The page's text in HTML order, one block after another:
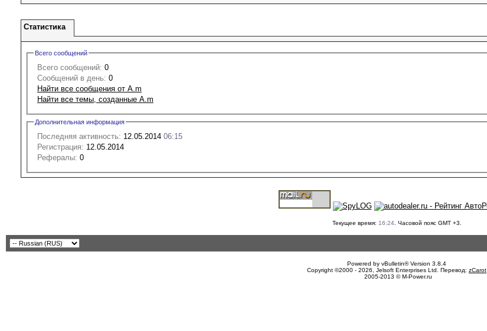
Статистика
Всего сообщений
Всего сообщений: 0
Сообщений в день: 0
Найти все сообщения от A.m
Найти все темы, созданные A.m
Дополнительная информация
Последняя активность: 12.05.2014 06:15
Регистрация: 12.05.2014
Рефералы: 0
Текущее время: 16:24. Часовой пояс GMT +3.
Powered by vBulletin® Version 3.8.4
Copyright ©2000 - 2026, Jelsoft Enterprises Ltd. Перевод: zCarot
2005-2013 © M-Power.ru